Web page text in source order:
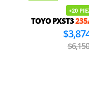
+20
TOYO PXST3